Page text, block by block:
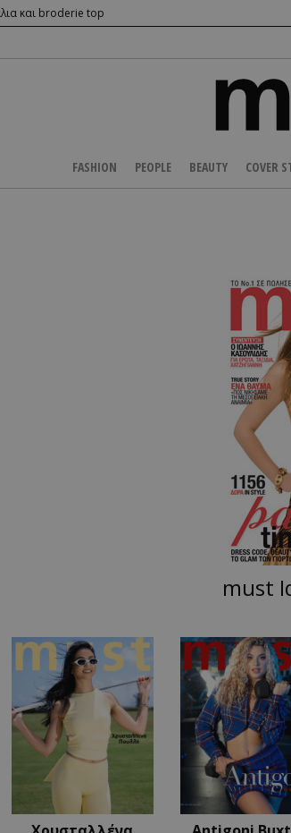
και broderie top
FASHION PEOPLE BEAUTY COVER
must